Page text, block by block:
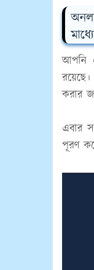
আপনি
করার
এবার
পূরণ